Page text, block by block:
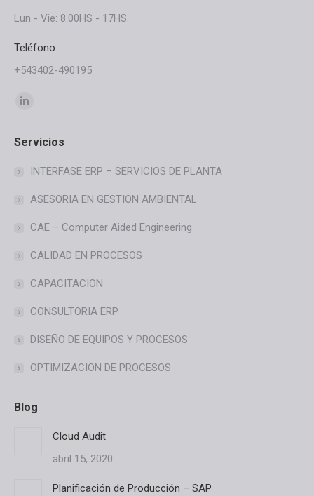
Lun - Vie: 8.00HS - 17HS.
Teléfono:
+543402-490195
Find us on:
opens
window
Servicios
INTERFASE ERP – SERVICIOS DE PLANTA
ASESORIA EN GESTION AMBIENTAL
CAE – Computer Aided Engineering
CALIDAD EN PROCESOS
CAPACITACION
CONSULTORIA ERP
DISEÑO DE EQUIPOS Y PROCESOS
OPTIMIZACION DE PROCESOS
Blog
Cloud Audit
abril 15, 2020
Planificación de Producción – SAP